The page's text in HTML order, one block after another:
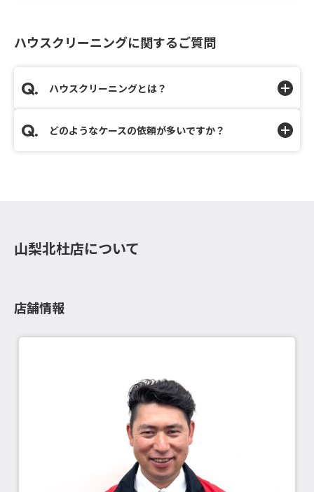
ハウスクリーニングに関するご質問
ハウスクリーニングとは？
どのようなケースの依頼が多いですか？
山梨北杜店について
店舗情報